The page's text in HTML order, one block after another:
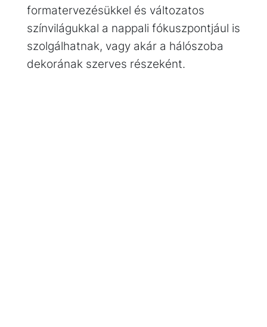
formatervezésükkel és változatos
színvilágukkal a nappali fókuszpontjául is
szolgálhatnak, vagy akár a hálószoba
dekorának szerves részeként.